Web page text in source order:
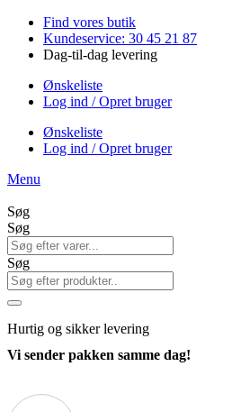
Videre
indhold
Find vores butik
Kundeservice: 30 45 21 87
Dag-til-dag levering
Ønskeliste
Log ind / Opret bruger
Ønskeliste
Log ind / Opret bruger
Menu
Søg
Søg
Søg
Hurtig og sikker levering
Vi sender pakken samme dag!